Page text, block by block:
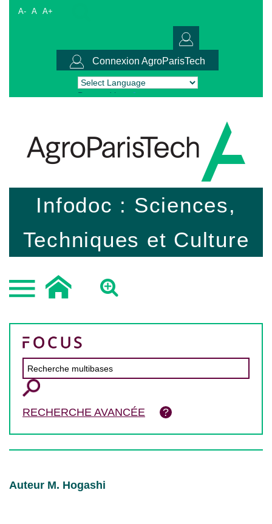
A- A A+
Connexion AgroParisTech
Powered by Translate
Infodoc : Sciences,
Techniques et Culture
RECHERCHE AVANCÉE
Auteur M. Hogashi